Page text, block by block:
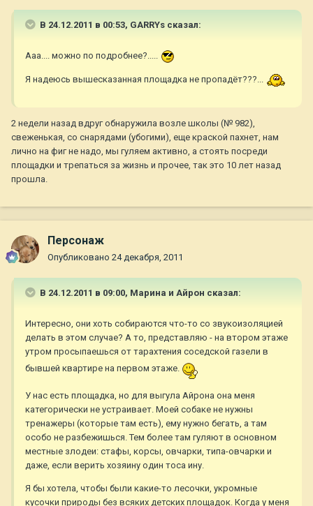
В 24.12.2011 в 00:53, GARRYs сказал:
Ааа.... можно по подробнее?.....
Я надеюсь вышесказанная площадка не пропадёт???...
2 недели назад вдруг обнаружила возле школы (№ 982),
свеженькая, со снарядами (убогими), еще краской пахнет, нам
лично на фиг не надо, мы гуляем активно, а стоять посреди
площадки и трепаться за жизнь и прочее, так это 10 лет назад
прошла.
Персонаж
Опубликовано 24 декабря, 2011
В 24.12.2011 в 09:00, Марина и Айрон сказал:
Интересно, они хоть собираются что-то со звукоизоляцией
делать в этом случае? А то, представляю - на втором этаже
утром просыпаешься от тарахтения соседской газели в
бывшей квартире на первом этаже.
У нас есть площадка, но для выгула Айрона она меня
категорически не устраивает. Моей собаке не нужны
тренажеры (которые там есть), ему нужно бегать, а там
особо не разбежишься. Тем более там гуляют в основном
местные злодеи: стафы, корсы, овчарки, типа-овчарки и
даже, если верить хозяину один тоса ину.
Я бы хотела, чтобы были какие-то лесочки, укромные
кусочки природы без всяких детских площадок. Когда у меня